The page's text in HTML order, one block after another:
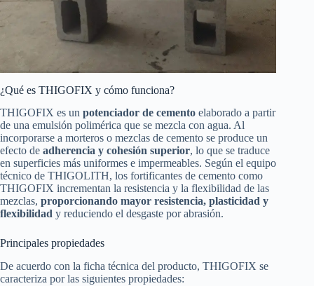
¿Qué es THIGOFIX y cómo funciona?
THIGOFIX es un potenciador de cemento elaborado a partir
de una emulsión polimérica que se mezcla con agua. Al
incorporarse a morteros o mezclas de cemento se produce un
efecto de adherencia y cohesión superior, lo que se traduce
en superficies más uniformes e impermeables. Según el equipo
técnico de THIGOLITH, los fortificantes de cemento como
THIGOFIX incrementan la resistencia y la flexibilidad de las
mezclas, proporcionando mayor resistencia, plasticidad y
flexibilidad y reduciendo el desgaste por abrasión.
Principales propiedades
De acuerdo con la ficha técnica del producto, THIGOFIX se
caracteriza por las siguientes propiedades: